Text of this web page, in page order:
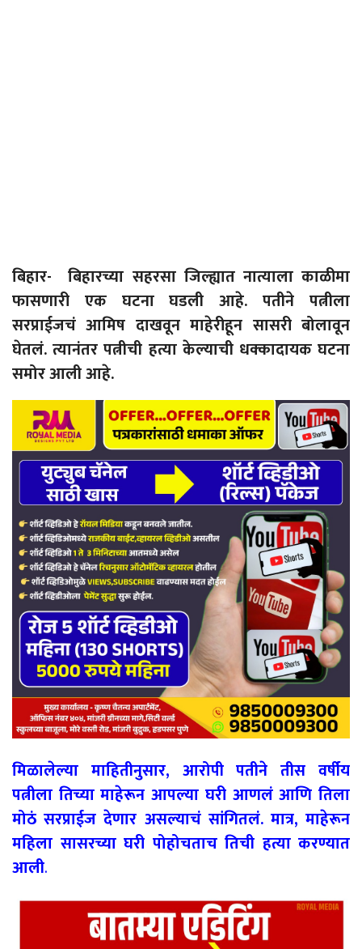
बिहार- बिहारच्या सहरसा जिल्ह्यात नात्याला काळीमा
फासणारी एक घटना घडली आहे. पतीने पत्नीला
सरप्राईजचं आमिष दाखवून माहेरीहून सासरी बोलावून
घेतलं. त्यानंतर पत्नीची हत्या केल्याची धक्कादायक घटना
समोर आली आहे.
मिळालेल्या माहितीनुसार, आरोपी पतीने तीस वर्षीय
पत्नीला तिच्या माहेरून आपल्या घरी आणलं आणि तिला
मोठं सरप्राईज देणार असल्याचं सांगितलं. मात्र, माहेरून
महिला सासरच्या घरी पोहोचताच तिची हत्या करण्यात
आली.